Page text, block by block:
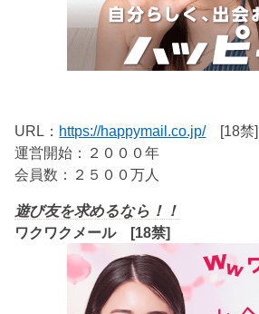
URL： https://happymail.co.jp/[18禁]
運営開始：２０００年
会員数：２５００万人
遊び友を求めるなら！！
ワクワクメール [18禁]